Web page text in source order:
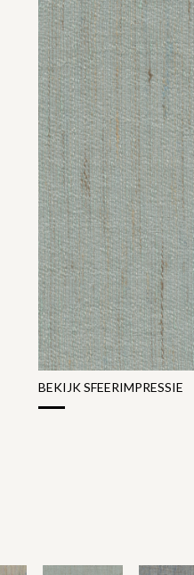
BEKIJK SFEERIMPRESSIE